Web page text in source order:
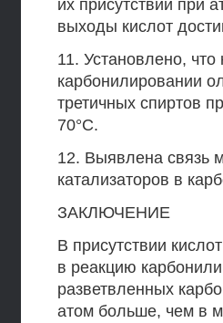
их присутствии при
выходы кислот
11. Установлено, что
карбонилировании
третичных спиртов
70°С.
12. Выявлена связь
катализаторов в
ЗАКЛЮЧЕНИЕ
В присутствии
в реакцию
разветвленных
атом больше, чем в